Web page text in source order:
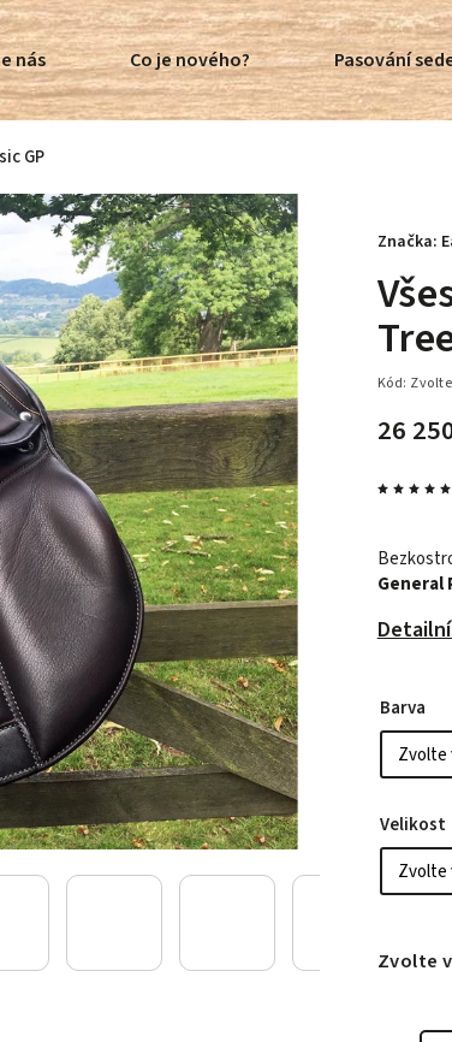
nás Co je nového? Pasování
GP
Kód:
26
General
Značka:
Barva
Velikost
Zvolte